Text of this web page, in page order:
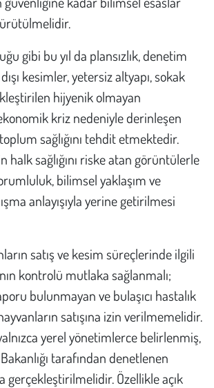
gibi bu yıl da plansızlık, denetim
kesimler, yetersiz altyapı, sokak
hijyenik olmayan
kriz nedeniyle derinleşen
sağlığını tehdit etmektedir.
halk sağlığını riske atan görüntülerle
bilimsel yaklaşım ve
anlayışıyla yerine getirilmesi
satış ve kesim süreçlerinde ilgili
kontrolü mutlaka sağlanmalı;
bulunmayan ve bulaşıcı hastalık
satışına izin verilmemelidir.
yerel yönetimlerce belirlenmiş,
tarafından denetlenen
gerçekleştirilmelidir. Özellikle açık